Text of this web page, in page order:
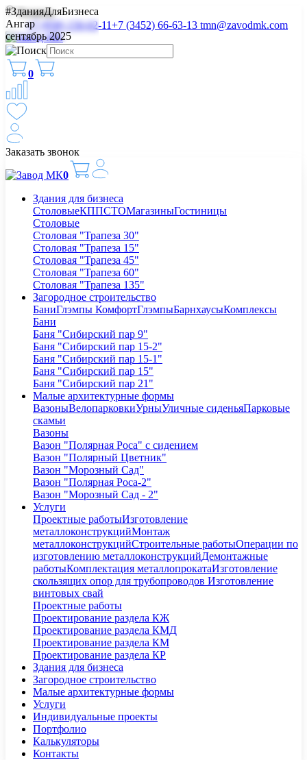
Тюмень
+7 (958) 150-02-11+7 (3452) 66-63-13 tmn@zavodmk.com
0
Заказать звонок
0
Здания для бизнеса
СтоловыеКППСТОМагазиныГостиницы
Столовые
Столовая "Трапеза 30"
Столовая "Трапеза 15"
Столовая "Трапеза 45"
Столовая "Трапеза 60"
Столовая "Трапеза 135"
Загородное строительство
БаниГлэмпы КомфортГлэмпыБарнхаусыКомплексы
Бани
Баня "Сибирский пар 9"
Баня "Сибирский пар 15-2"
Баня "Сибирский пар 15-1"
Баня "Сибирский пар 15"
Баня "Сибирский пар 21"
Малые архитектурные формы
ВазоныВелопарковкиУрныУличные сиденьяПарковые
скамьи
Вазоны
Вазон "Полярная Роса" с сидением
Вазон "Полярный Цветник"
Вазон "Морозный Сад"
Вазон "Полярная Роса-2"
Вазон "Морозный Сад - 2"
Услуги
Проектные работыИзготовление
металлоконструкцийМонтаж
металлоконструкцийСтроительные работыОперации по
изготовлению металлоконструкцийДемонтажные
работыКомплектация металлопрокатаИзготовление
скользящих опор для трубопроводов Изготовление
винтовых свай
Проектные работы
Проектирование раздела КЖ
Проектирование раздела КМД
Проектирование раздела КМ
Проектирование раздела КР
Здания для бизнеса
Загородное строительство
Малые архитектурные формы
Услуги
Индивидуальные проекты
Портфолио
Калькуляторы
Контакты
#ЗданияДляБизнеса
Ангар
сентябрь 2025